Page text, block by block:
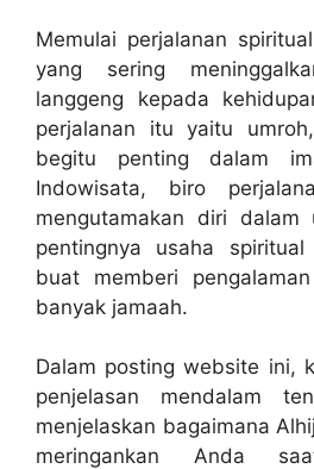
Memulai perjalanan
yang sering
langgeng kepada
perjalanan itu yaitu
begitu penting dalam
Indowisata, biro
mengutamakan diri dalam
pentingnya usaha
buat memberi
banyak jamaah.
Dalam posting website ini,
penjelasan mendalam
menjelaskan bagaimana
meringankan Anda